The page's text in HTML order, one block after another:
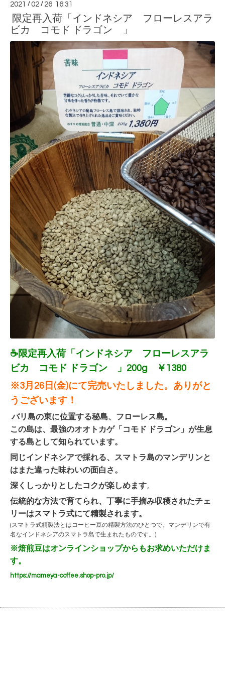
2021 /02 / 26 16:31
限定再入荷「インドネシア フローレスアラ
ビカ コモド ドラゴン 」
☕限定再入荷「インドネシア
フローレスアラ
ビカ コモド ドラゴン 」200g ￥1380
※3月26日(金)にて完売いたしました。ありがと
うございます！
バリ島の東に位置する秘島、フローレス島。
この島は、最強のオオトカゲ「コモド ドラゴン」が生息
する島として知られています。
同じインドネシアで採れる、スマトラ島のマンデリンと
はまた違った味わいの面白さ。
深くしっかりとしたコクが楽しめます。
伝統的な方法で育てられ、丁寧に手摘み収穫されたチェ
リーはスマトラ式にて精製されます。
(スマトラ式精製法とはコーヒー豆の精製方法のひとつで、マンデリンで有
名なインドネシアのスマトラ島で生まれたものです。)
※焙煎豆はオンラインショップからもお求めいただけま
す。
https://mameya-coffee.shop-pro.jp/